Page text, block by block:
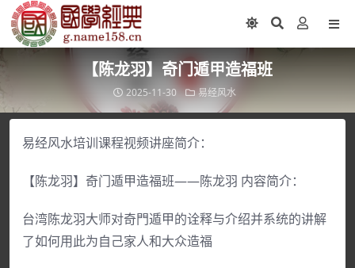
【陈龙羽】奇门遁甲造福班
2025-11-30 易经风水
易经风水培训课程视频讲座简介：
【陈龙羽】奇门遁甲造福班——陈龙羽 内容简介：
台湾陈龙羽大师对奇門遁甲的诠释与介绍并系统的讲解
了如何用此为自己家人和大众造福